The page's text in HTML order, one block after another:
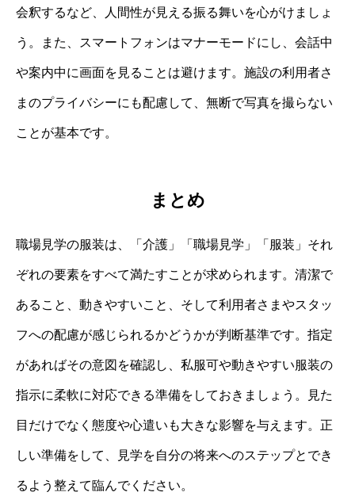
会釈するなど、人間性が見える振る舞いを心がけましょ
う。また、スマートフォンはマナーモードにし、会話中
や案内中に画面を見ることは避けます。施設の利用者さ
まのプライバシーにも配慮して、無断で写真を撮らない
ことが基本です。
まとめ
職場見学の服装は、「介護」「職場見学」「服装」それ
ぞれの要素をすべて満たすことが求められます。清潔で
あること、動きやすいこと、そして利用者さまやスタッ
フへの配慮が感じられるかどうかが判断基準です。指定
があればその意図を確認し、私服可や動きやすい服装の
指示に柔軟に対応できる準備をしておきましょう。見た
目だけでなく態度や心遣いも大きな影響を与えます。正
しい準備をして、見学を自分の将来へのステップとでき
るよう整えて臨んでください。